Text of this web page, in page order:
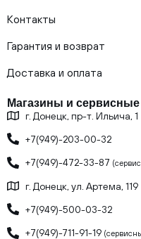
Контакты
Гарантия и возврат
Доставка и оплата
Магазины и
г. Донецк, пр-т. Ильича, 1
+7(949)-203-00-32
+7(949)-472-33-87
г. Донецк, ул. Артема, 119
+7(949)-500-03-32
+7(949)-711-91-19